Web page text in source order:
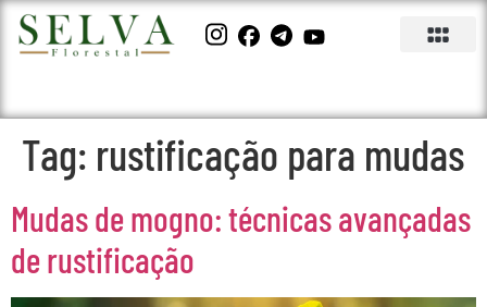
Tag: rustificação para mudas
Mudas de mogno: técnicas avançadas
de rustificação